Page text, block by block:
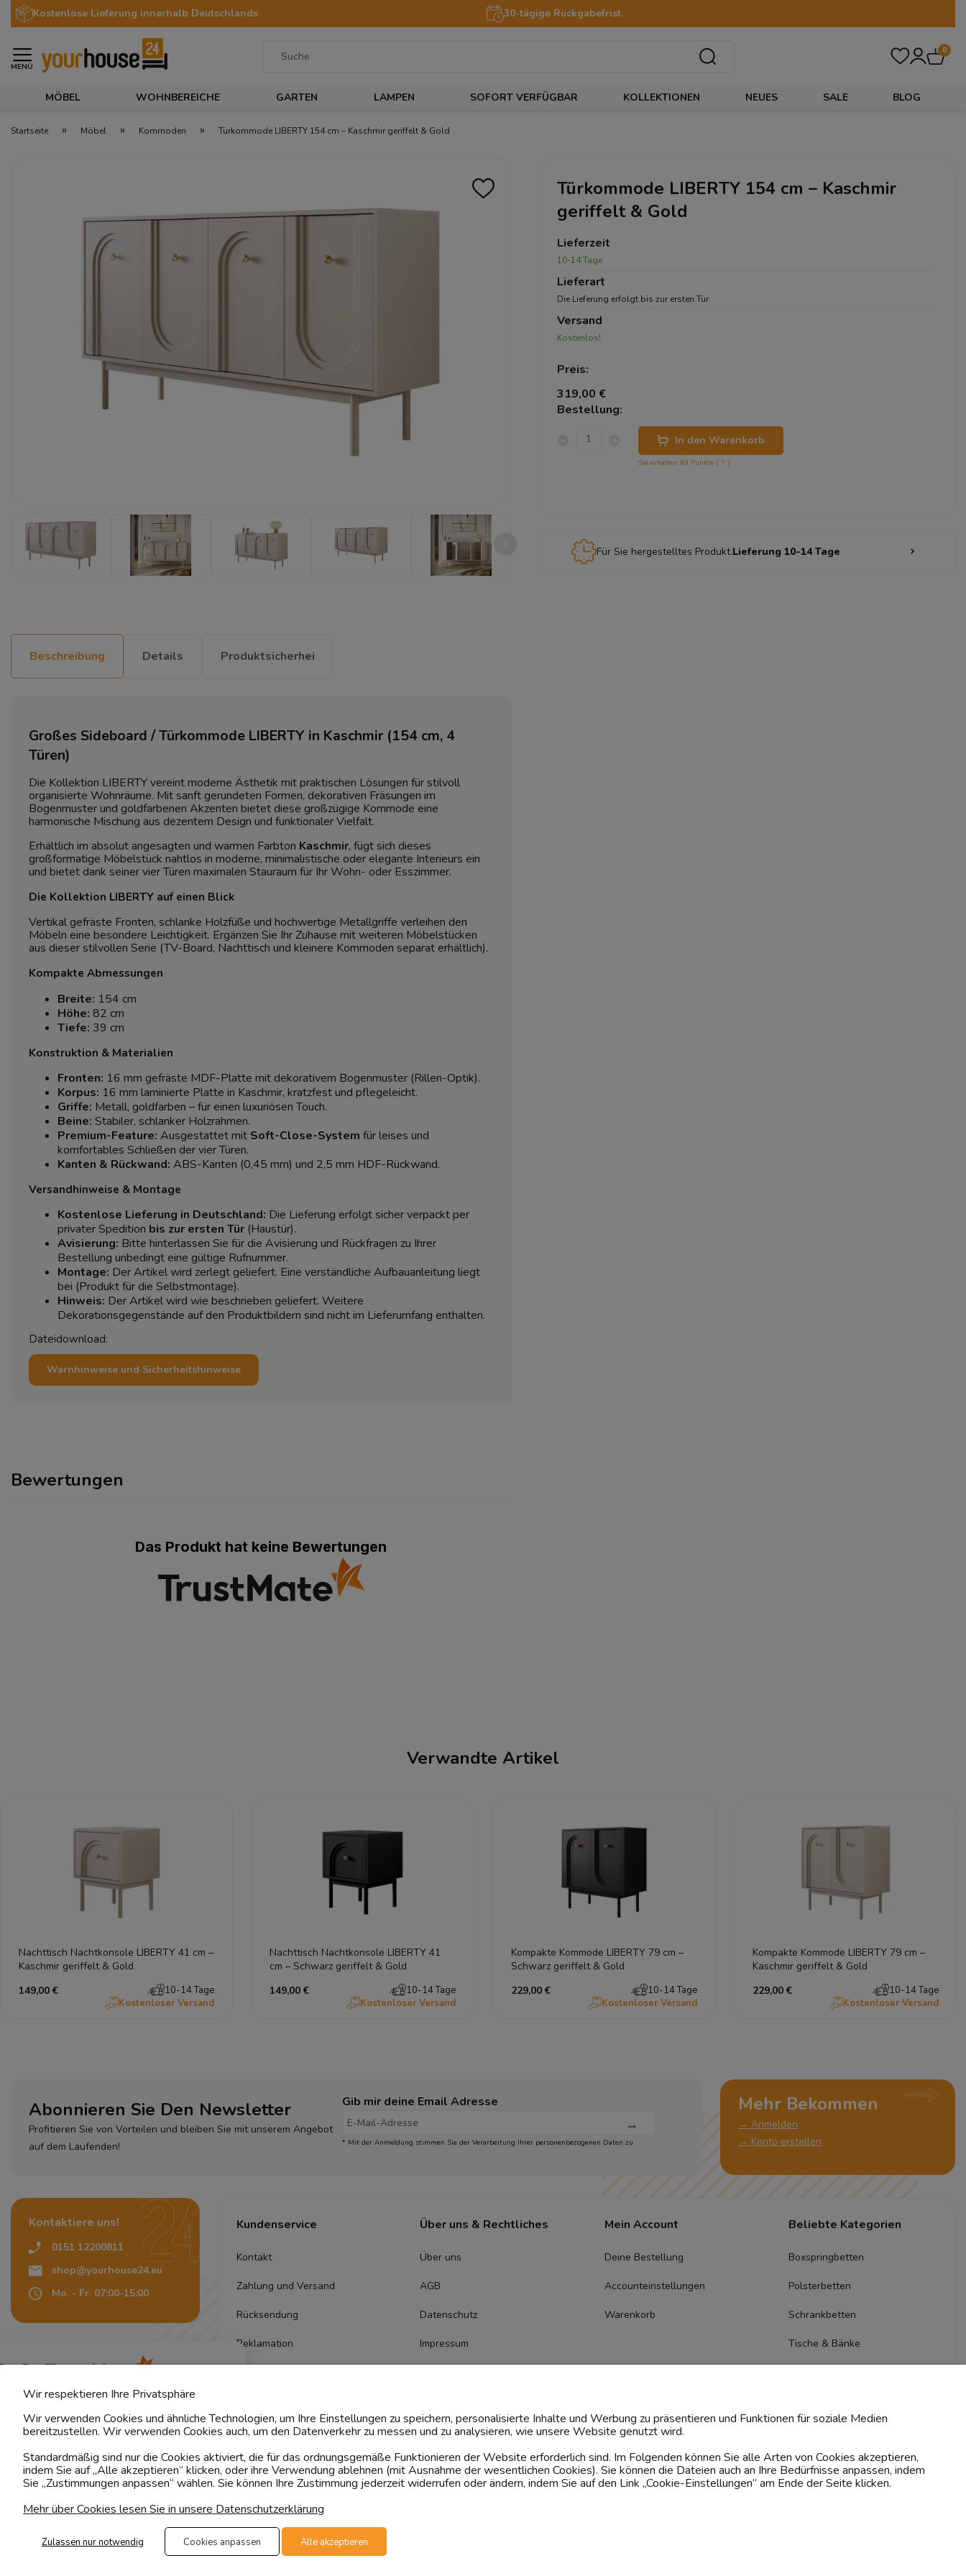
Kostenlose Lieferung innerhalb Deutschlands 30-tägige Rückgabefrist
MENÜ
0
MÖBEL WOHNBEREICHE GARTEN LAMPEN SOFORT VERFÜGBAR KOLLEKTIONEN NEUES SALE BLOG
Startseite » Möbel » Kommoden » Türkommode LIBERTY 154 cm – Kaschmir geriffelt & Gold
Beschreibung Details Produktsicherhei
Großes Sideboard / Türkommode LIBERTY in Kaschmir (154 cm, 4
Türen)
Die Kollektion LIBERTY vereint moderne Ästhetik mit praktischen Lösungen für stilvoll
organisierte Wohnräume. Mit sanft gerundeten Formen, dekorativen Fräsungen im
Bogenmuster und goldfarbenen Akzenten bietet diese großzügige Kommode eine
harmonische Mischung aus dezentem Design und funktionaler Vielfalt.
Erhältlich im absolut angesagten und warmen Farbton Kaschmir, fügt sich dieses
großformatige Möbelstück nahtlos in moderne, minimalistische oder elegante Interieurs ein
und bietet dank seiner vier Türen maximalen Stauraum für Ihr Wohn- oder Esszimmer.
Die Kollektion LIBERTY auf einen Blick
Vertikal gefräste Fronten, schlanke Holzfüße und hochwertige Metallgriffe verleihen den
Möbeln eine besondere Leichtigkeit. Ergänzen Sie Ihr Zuhause mit weiteren Möbelstücken
aus dieser stilvollen Serie (TV-Board, Nachttisch und kleinere Kommoden separat erhältlich).
Kompakte Abmessungen
Breite: 154 cm
Höhe: 82 cm
Tiefe: 39 cm
Konstruktion & Materialien
Fronten: 16 mm gefräste MDF-Platte mit dekorativem Bogenmuster (Rillen-Optik).
Korpus: 16 mm laminierte Platte in Kaschmir, kratzfest und pflegeleicht.
Griffe: Metall, goldfarben – für einen luxuriösen Touch.
Beine: Stabiler, schlanker Holzrahmen.
Premium-Feature: Ausgestattet mit Soft-Close-System für leises und
komfortables Schließen der vier Türen.
Kanten & Rückwand: ABS-Kanten (0,45 mm) und 2,5 mm HDF-Rückwand.
Versandhinweise & Montage
Kostenlose Lieferung in Deutschland: Die Lieferung erfolgt sicher verpackt per
privater Spedition bis zur ersten Tür (Haustür).
Avisierung: Bitte hinterlassen Sie für die Avisierung und Rückfragen zu Ihrer
Bestellung unbedingt eine gültige Rufnummer.
Montage: Der Artikel wird zerlegt geliefert. Eine verständliche Aufbauanleitung liegt
bei (Produkt für die Selbstmontage).
Hinweis: Der Artikel wird wie beschrieben geliefert. Weitere
Dekorationsgegenstände auf den Produktbildern sind nicht im Lieferumfang enthalten.
Dateidownload:
Warnhinweise und Sicherheitshinweise
Bewertungen
Das Produkt hat keine Bewertungen
Türkommode LIBERTY 154 cm – Kaschmir
geriffelt & Gold
Lieferzeit
10-14 Tage
Lieferart
Die Lieferung erfolgt bis zur ersten Tür
Versand
Kostenlos!
Preis:
319,00 €
Bestellung:
In den Warenkorb
Sie erhalten 63 Punkte [ ? ]
Für Sie hergestelltes Produkt.Lieferung 10-14 Tage
Verwandte Artikel
Nachttisch Nachtkonsole LIBERTY 41 cm –
Kaschmir geriffelt & Gold
149,00 €
10-14 Tage
Kostenloser Versand
Nachttisch Nachtkonsole LIBERTY 41
cm – Schwarz geriffelt & Gold
149,00 €
10-14 Tage
Kostenloser Versand
Kompakte Kommode LIBERTY 79 cm –
Schwarz geriffelt & Gold
229,00 €
10-14 Tage
Kostenloser Versand
Kompakte Kommode LIBERTY 79 cm –
Kaschmir geriffelt & Gold
229,00 €
10-14 Tage
Kostenloser Versand
Abonnieren Sie Den Newsletter
Profitieren Sie von Vorteilen und bleiben Sie mit unserem Angebot
auf dem Laufenden!
Gib mir deine Email Adresse
* Mit der Anmeldung stimmen Sie der Verarbeitung Ihrer personenbezogenen Daten zu
Mehr Bekommen
→ Anmelden
→ Konto erstellen
Kontaktiere uns!
0151 12200811
shop@yourhouse24.eu
Mo. - Fr. 07:00-15:00
Basierend auf 373 Bewertungen
Kundenservice
Kontakt
Zahlung und Versand
Rücksendung
Reklamation
Lieferung
Qualität
Garantie
Über uns & Rechtliches
Über uns
AGB
Datenschutz
Impressum
Mein Account
Deine Bestellung
Accounteinstellungen
Warenkorb
Beliebte Kategorien
Boxspringbetten
Polsterbetten
Schrankbetten
Tische & Bänke
Transportarten
Wir respektieren Ihre Privatsphäre
Wir verwenden Cookies und ähnliche Technologien, um Ihre Einstellungen zu speichern, personalisierte Inhalte und Werbung zu präsentieren und Funktionen für soziale Medien
bereitzustellen. Wir verwenden Cookies auch, um den Datenverkehr zu messen und zu analysieren, wie unsere Website genutzt wird.
Standardmäßig sind nur die Cookies aktiviert, die für das ordnungsgemäße Funktionieren der Website erforderlich sind. Im Folgenden können Sie alle Arten von Cookies akzeptieren,
indem Sie auf „Alle akzeptieren“ klicken, oder ihre Verwendung ablehnen (mit Ausnahme der wesentlichen Cookies). Sie können die Dateien auch an Ihre Bedürfnisse anpassen, indem
Sie „Zustimmungen anpassen“ wählen. Sie können Ihre Zustimmung jederzeit widerrufen oder ändern, indem Sie auf den Link „Cookie-Einstellungen“ am Ende der Seite klicken.
Mehr über Cookies lesen Sie in unsere Datenschutzerklärung
Zulassen nur notwendig Cookies anpassen Alle akzeptieren